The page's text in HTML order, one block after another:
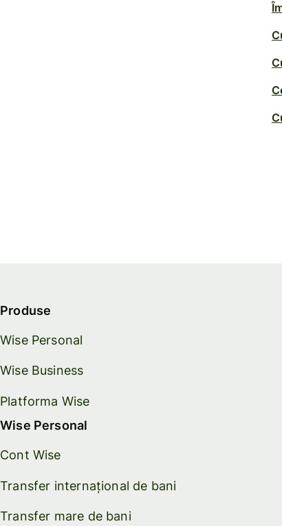
Produse
Wise Personal
Wise Business
Platforma Wise
Wise Personal
Cont Wise
Transfer internațional de bani
Transfer mare de bani